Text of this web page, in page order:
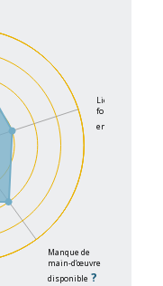
Lien
formation-
emploi
Manque de
main-d’œuvre
disponible ?